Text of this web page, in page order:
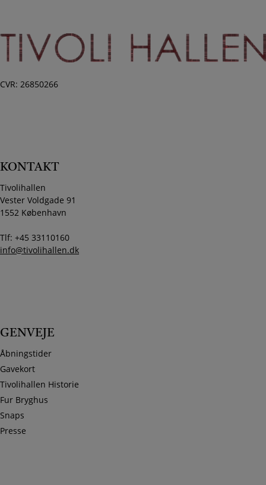
CVR: 26850266
KONTAKT
Tivolihallen
Vester Voldgade 91
1552 København
Tlf: +45 33110160
info@tivolihallen.dk
GENVEJE
Åbningstider
Gavekort
Tivolihallen Historie
Fur Bryghus
Snaps
Presse